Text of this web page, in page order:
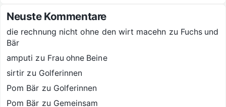
Neuste Kommentare
die rechnung nicht ohne den wirt macehn zu Fuchs und
Bär
amputi zu Frau ohne Beine
sirtir zu Golferinnen
Pom Bär zu Golferinnen
Pom Bär zu Gemeinsam